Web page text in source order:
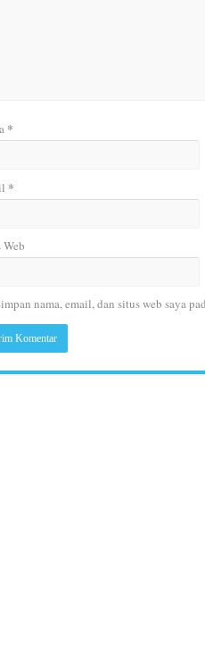
*
*
nama, email, dan situs web saya